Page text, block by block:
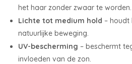
het haar zonder zwaar te worden.
Lichte tot medium hold – houdt
natuurlijke beweging.
UV-bescherming – beschermt
invloeden van de zon.